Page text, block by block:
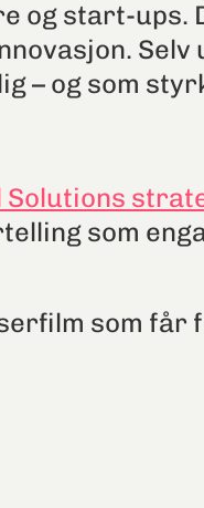
og start-ups.
– og som
Solutions
som
som får